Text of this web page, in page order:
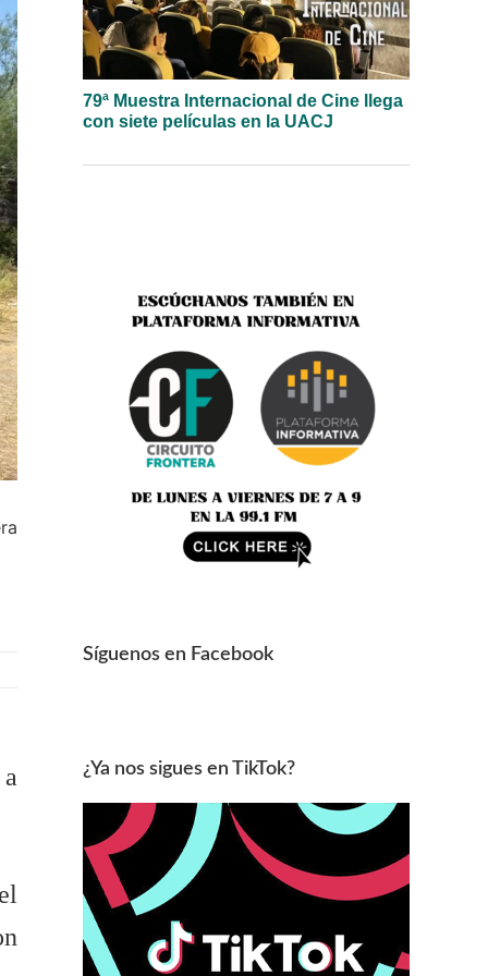
79ª Muestra Internacional de Cine llega
con siete películas en la UACJ
Síguenos en Facebook
¿Ya nos sigues en TikTok?